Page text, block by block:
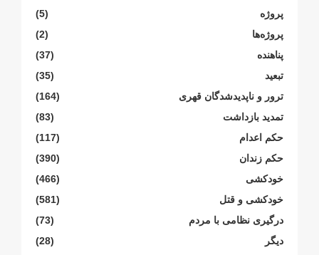
پروژە
(5)
پروژەها
(2)
پناهنده
(37)
تبعید
(35)
ترور و ناپدیدشدگان قهری
(164)
تمدید بازداشت
(83)
حکم اعدام
(117)
حکم زندان
(390)
خودکشی
(466)
خودکشی و قتل
(581)
درگیری نظامی با مردم
(73)
دیگر
(28)